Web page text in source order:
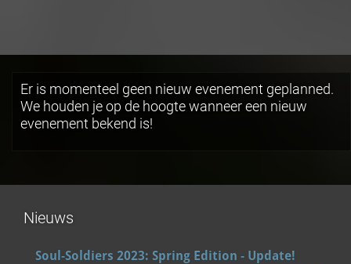
Er is momenteel geen nieuw evenement geplanned.
We houden je op de hoogte wanneer een nieuw
evenement bekend is!
Nieuws
Soul-Soldiers 2023: Spring Edition - Update!